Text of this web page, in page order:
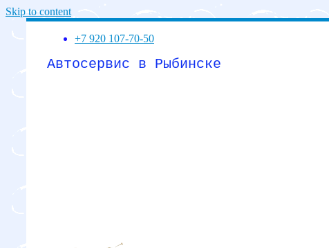
Skip to content
+7 920 107-70-50
Автосервис в Рыбинске